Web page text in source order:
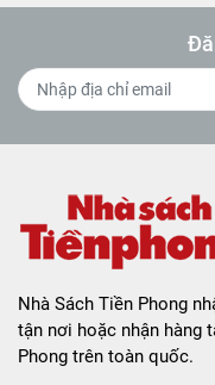
Nhà Sách Tiền Phong
tận nơi hoặc nhận hàng
Phong trên toàn quốc.